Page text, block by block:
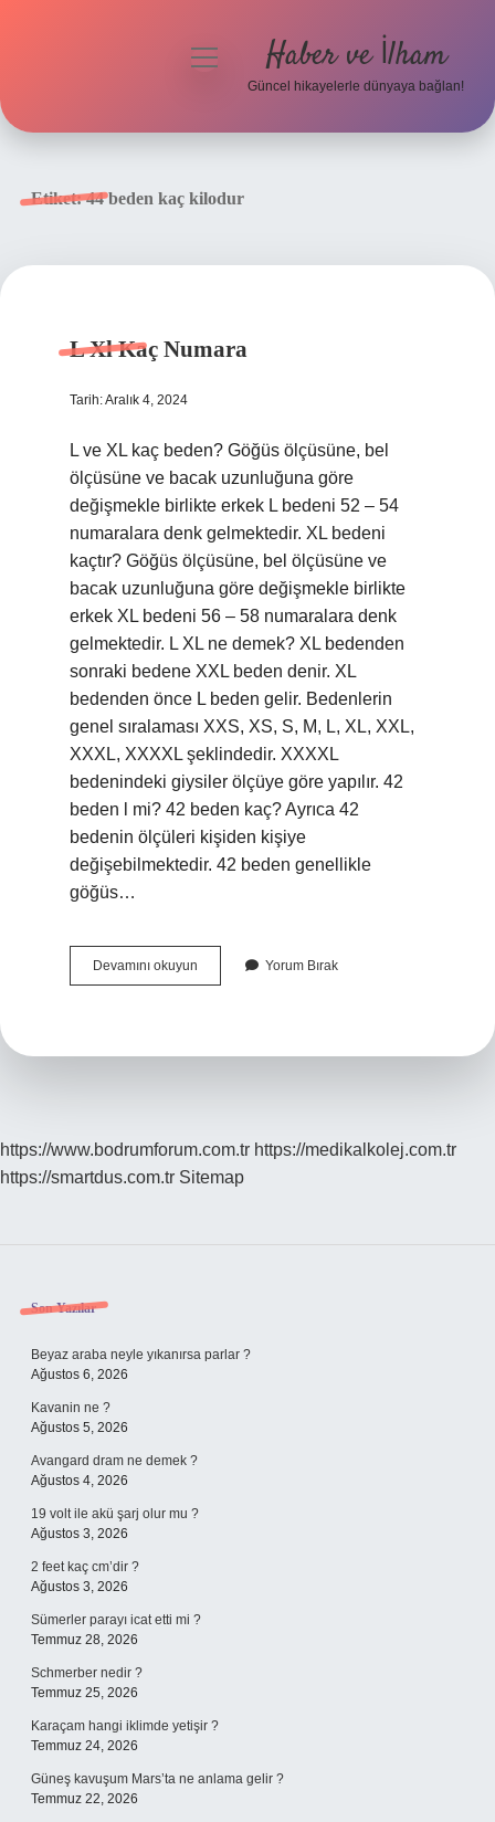
menüyü
Haber ve İlham
Güncel hikayelerle dünyaya bağlan!
Etiket:44 beden kaç kilodur
L Xl Kaç Numara
Tarih: Aralık 4, 2024
L ve XL kaç beden? Göğüs ölçüsüne, bel
ölçüsüne ve bacak uzunluğuna göre
değişmekle birlikte erkek L bedeni 52 – 54
numaralara denk gelmektedir. XL bedeni
kaçtır? Göğüs ölçüsüne, bel ölçüsüne ve
bacak uzunluğuna göre değişmekle birlikte
erkek XL bedeni 56 – 58 numaralara denk
gelmektedir. L XL ne demek? XL bedenden
sonraki bedene XXL beden denir. XL
bedenden önce L beden gelir. Bedenlerin
genel sıralaması XXS, XS, S, M, L, XL, XXL,
XXXL, XXXXL şeklindedir. XXXXL
bedenindeki giysiler ölçüye göre yapılır. 42
beden l mi? 42 beden kaç? Ayrıca 42
bedenin ölçüleri kişiden kişiye
değişebilmektedir. 42 beden genellikle
göğüs…
Devamını okuyun
Xl
Yorum Bırak
https://www.bodrumforum.com.tr https://medikalkolej.com.tr
https://smartdus.com.tr Sitemap
Sidebar
Son Yazılar
Beyaz araba neyle yıkanırsa parlar ?
Ağustos 6, 2026
Kavanin ne ?
Ağustos 5, 2026
Avangard dram ne demek ?
Ağustos 4, 2026
19 volt ile akü şarj olur mu ?
Ağustos 3, 2026
2 feet kaç cm’dir ?
Ağustos 3, 2026
Sümerler parayı icat etti mi ?
Temmuz 28, 2026
Schmerber nedir ?
Temmuz 25, 2026
Karaçam hangi iklimde yetişir ?
Temmuz 24, 2026
Güneş kavuşum Mars’ta ne anlama gelir ?
Temmuz 22, 2026